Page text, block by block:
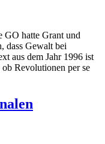
GO hatte Grant und
dass Gewalt bei
aus dem Jahr 1996 ist
Revolutionen per se